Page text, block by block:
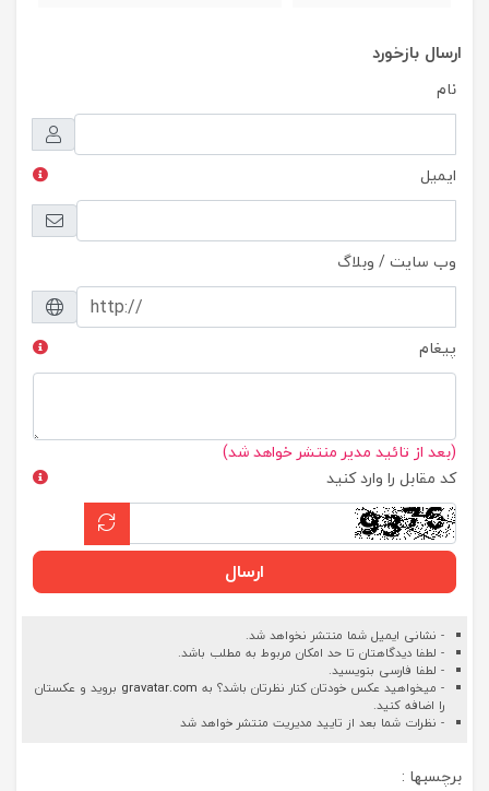
ارسال بازخورد
نام
ایمیل
وب سایت / وبلاگ
پیغام
(بعد از تائید مدیر منتشر خواهد شد)
کد مقابل را وارد کنید
ارسال
- نشانی ایمیل شما منتشر نخواهد شد.
- لطفا دیدگاهتان تا حد امکان مربوط به مطلب باشد.
- لطفا فارسی بنویسید.
- میخواهید عکس خودتان کنار نظرتان باشد؟ به gravatar.com بروید و عکستان
را اضافه کنید.
- نظرات شما بعد از تایید مدیریت منتشر خواهد شد
برچسبها :